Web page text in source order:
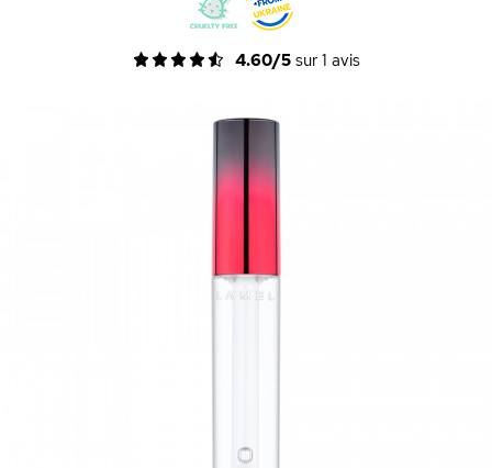
4.60/5sur 1 avis